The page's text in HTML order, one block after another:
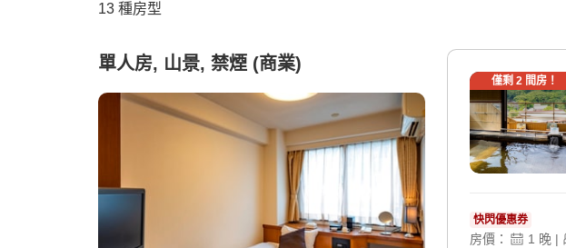
13 種房型
單人房, 山景, 禁煙 (商業)
僅剩 2間房！
快閃優惠券
房價： 1 晚 |